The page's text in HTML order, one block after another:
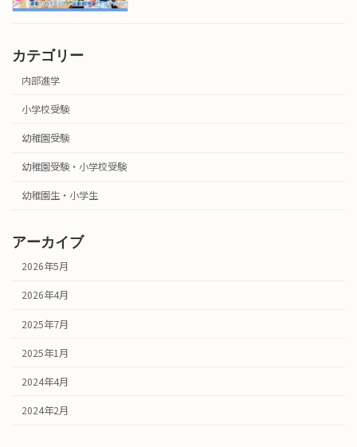
カテゴリー
内部進学
小学校受験
幼稚園受験
幼稚園受験・小学校受験
幼稚園生・小学生
アーカイブ
2026年5月
2026年4月
2025年7月
2025年1月
2024年4月
2024年2月